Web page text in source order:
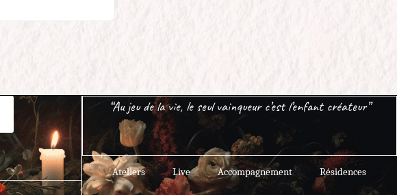
“Au jeu de la vie, le seul vainqueur c’est l’enfant créateur”
Ateliers Live Accompagnement Résidences